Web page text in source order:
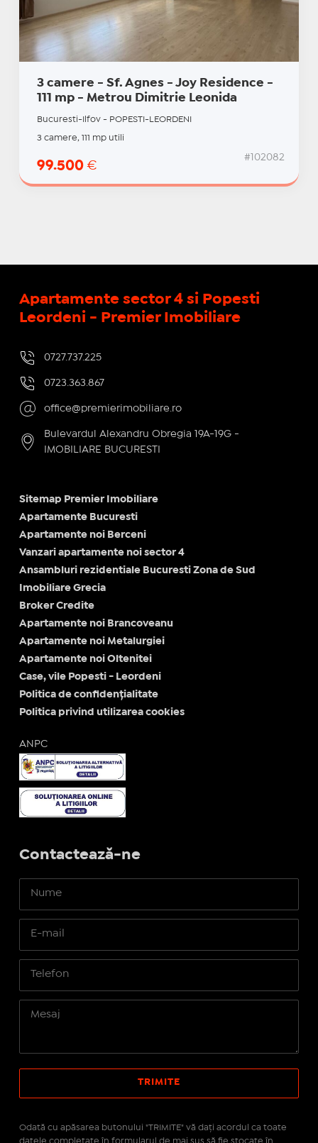
3 camere - Sf. Agnes - Joy Residence -
111 mp - Metrou Dimitrie Leonida
Bucuresti-Ilfov - POPESTI-LEORDENI
3 camere, 111 mp utili
99.500 €
#102082
Apartamente sector 4 si Popesti
Leordeni - Premier Imobiliare
0727.737.225
0723.363.867
office@premierimobiliare.ro
Bulevardul Alexandru Obregia 19A-19G -
IMOBILIARE BUCURESTI
Sitemap Premier Imobiliare
Apartamente Bucuresti
Apartamente noi Berceni
Vanzari apartamente noi sector 4
Ansambluri rezidentiale Bucuresti Zona de Sud
Imobiliare Grecia
Broker Credite
Apartamente noi Brancoveanu
Apartamente noi Metalurgiei
Apartamente noi Oltenitei
Case, vile Popesti - Leordeni
Politica de confidențialitate
Politica privind utilizarea cookies
ANPC
Contactează-ne
Odată cu apăsarea butonului "TRIMITE" vă daţi acordul ca toate
datele completate în formularul de mai sus să fie stocate în